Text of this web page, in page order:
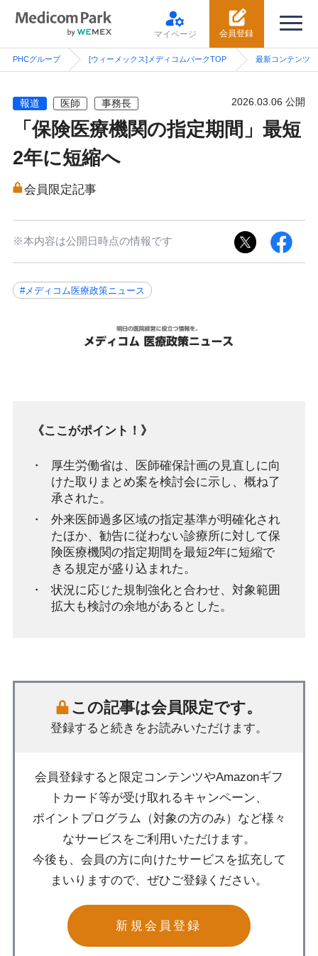
会員登録
マイページ
PHCグループ [ウィーメックス]メディコムパークTOP 最新コンテンツ
報道 医師 事務長 2026.03.06 公開
「保険医療機関の指定期間」最短
2年に短縮へ
会員限定記事
※本内容は公開日時点の情報です
#メディコム医療政策ニュース
《ここがポイント！》
厚生労働省は、医師確保計画の見直しに向
けた取りまとめ案を検討会に示し、概ね了
承された。
外来医師過多区域の指定基準が明確化され
たほか、勧告に従わない診療所に対して保
険医療機関の指定期間を最短2年に短縮で
きる規定が盛り込まれた。
状況に応じた規制強化と合わせ、対象範囲
拡大も検討の余地があるとした。
この記事は会員限定です。
登録すると続きをお読みいただけます。
会員登録すると限定コンテンツやAmazonギフ
トカード等が受け取れるキャンペーン、
ポイントプログラム（対象の方のみ）など様々
なサービスをご利用いただけます。
今後も、会員の方に向けたサービスを拡充して
まいりますので、ぜひご登録ください。
新規会員登録